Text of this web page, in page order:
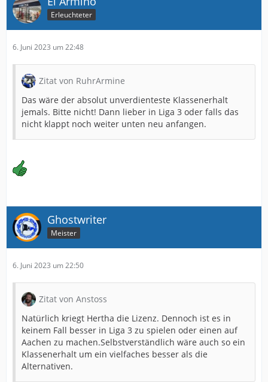
Erleuchteter
6. Juni 2023 um 22:48
Zitat von RuhrArmine
Das wäre der absolut unverdienteste Klassenerhalt
jemals. Bitte nicht! Dann lieber in Liga 3 oder falls das
nicht klappt noch weiter unten neu anfangen.
Ghostwriter
Meister
6. Juni 2023 um 22:50
Zitat von Anstoss
Natürlich kriegt Hertha die Lizenz. Dennoch ist es in
keinem Fall besser in Liga 3 zu spielen oder einen auf
Aachen zu machen.Selbstverständlich wäre auch so ein
Klassenerhalt um ein vielfaches besser als die
Alternativen.